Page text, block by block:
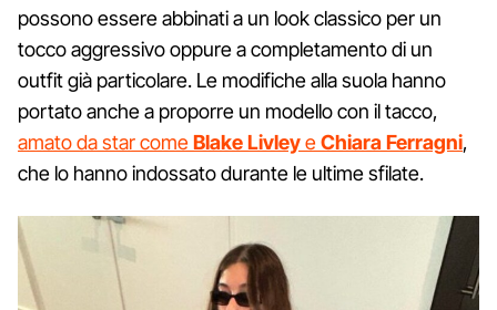
possono essere abbinati a un look classico per un
tocco aggressivo oppure a completamento di un
outfit già particolare. Le modifiche alla suola hanno
portato anche a proporre un modello con il tacco,
amato da star comeBlake LivleyeChiara Ferragni,
che lo hanno indossato durante le ultime sfilate.